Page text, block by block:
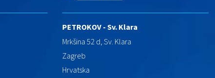
PETROKOV - Sv. Klara
Mrkšina 52 d, Sv. Klara
Zagreb
Hrvatska